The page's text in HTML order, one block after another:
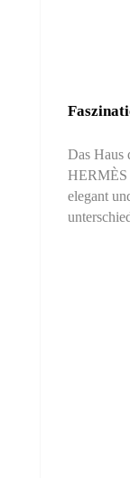
Das Haus
HERMÈS
elegant